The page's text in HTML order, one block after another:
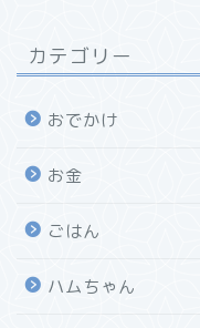
カテゴリー
おでかけ
お金
ごはん
ハムちゃん